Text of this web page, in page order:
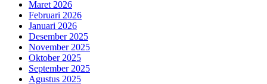
Maret 2026
Februari 2026
Januari 2026
Desember 2025
November 2025
Oktober 2025
September 2025
Agustus 2025